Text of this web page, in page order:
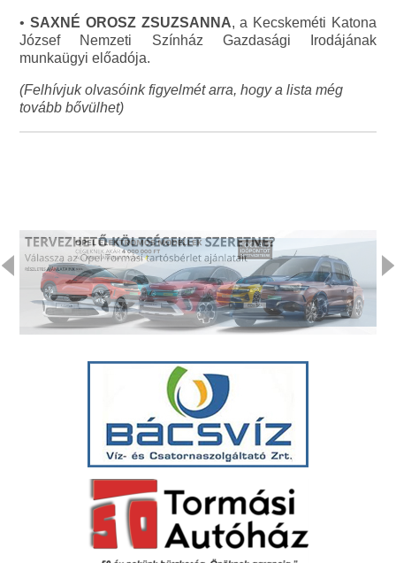
•SAXNÉ OROSZ ZSUZSANNA, a Kecskeméti Katona
József Nemzeti Színház Gazdasági Irodájának
munkaügyi előadója.
(Felhívjuk olvasóink figyelmét arra, hogy a lista még
tovább bővülhet)